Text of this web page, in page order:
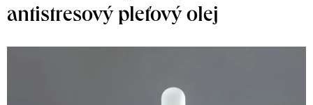
antistresový pleťový olej